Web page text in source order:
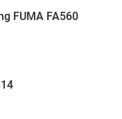
FUMA FA560